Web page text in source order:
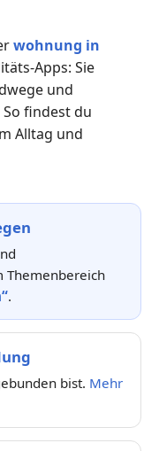
wohnung in
Apps: Sie
und
findest du
Alltag und
Themenbereich
.
bist. Mehr